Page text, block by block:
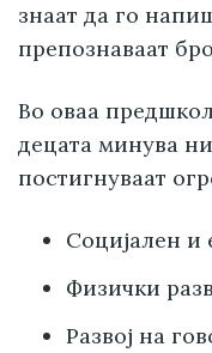
знаат да го
препознаваат
Во оваа
децата минува
постигнуваат
Социјален
Физички
Развој на